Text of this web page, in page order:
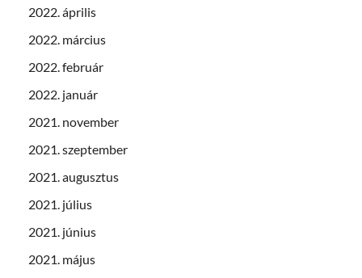
2022. április
2022. március
2022. február
2022. január
2021. november
2021. szeptember
2021. augusztus
2021. július
2021. június
2021. május